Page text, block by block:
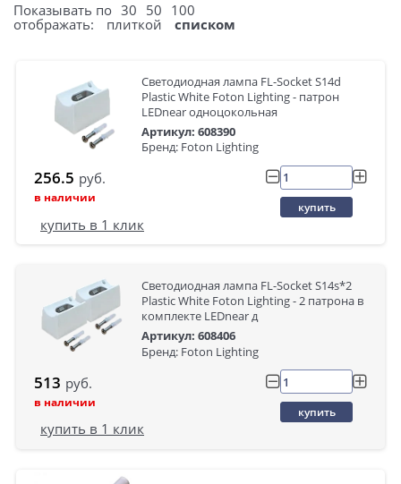
Показывать по 30 50 100
отображать:
плиткой списком
Светодиодная лампа FL-Socket S14d
Plastic White Foton Lighting - патрон
LEDnear одноцокольная
Артикул: 608390
Бренд: Foton Lighting
256.5 руб.
в наличии
купить
купить в 1 клик
Светодиодная лампа FL-Socket S14s*2
Plastic White Foton Lighting - 2 патрона в
комплекте LEDnear д
Артикул: 608406
Бренд: Foton Lighting
513 руб.
в наличии
купить
купить в 1 клик